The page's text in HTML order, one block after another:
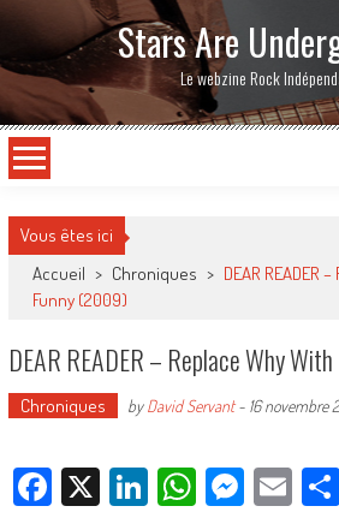
Stars Are
Le webzine Rock
Vous êtes ici
Accueil > Chroniques > DEAR READER
Funny (2009)
DEAR READER – Replace Why
Chroniques byDavid Servant- 16 novembre
Facebook
X LinkedIn
WhatsApp